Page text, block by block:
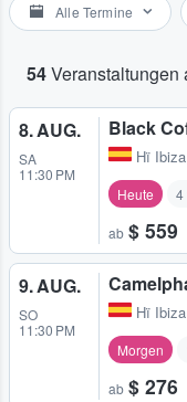
Alle Termine
54Veranstaltungen
8. AUG.
SA
11:30 PM
Black
Hï Ibiza
Heute 4
ab $ 559
9. AUG.
SO
11:30 PM
Hï Ibiza
Morgen
ab $ 276